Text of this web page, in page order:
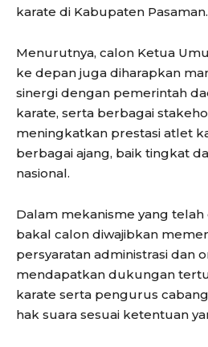
karate di Kabupaten Pasaman.
Menurutnya, calon Ketua
ke depan juga diharapkan
sinergi dengan pemerintah
karate, serta berbagai
meningkatkan prestasi atlet
berbagai ajang, baik tingkat
nasional.
Dalam mekanisme yang
bakal calon diwajibkan
persyaratan administrasi dan
mendapatkan dukungan
karate serta pengurus
hak suara sesuai ketentuan